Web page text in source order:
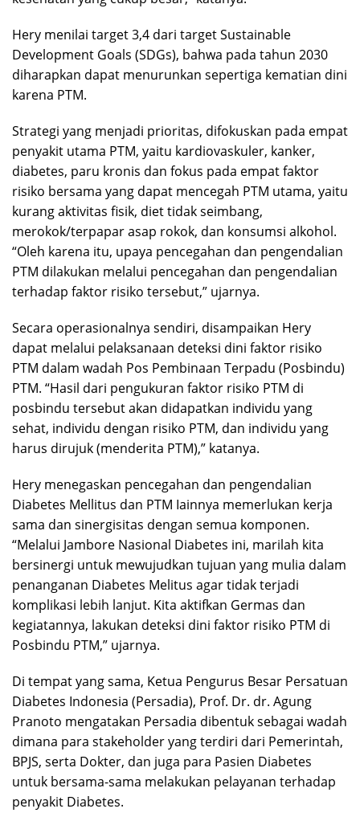
Hery menilai target 3,4 dari target Sustainable
Development Goals (SDGs), bahwa pada tahun 2030
diharapkan dapat menurunkan sepertiga kematian dini
karena PTM.
Strategi yang menjadi prioritas, difokuskan pada empat
penyakit utama PTM, yaitu kardiovaskuler, kanker,
diabetes, paru kronis dan fokus pada empat faktor
risiko bersama yang dapat mencegah PTM utama, yaitu
kurang aktivitas fisik, diet tidak seimbang,
merokok/terpapar asap rokok, dan konsumsi alkohol.
“Oleh karena itu, upaya pencegahan dan pengendalian
PTM dilakukan melalui pencegahan dan pengendalian
terhadap faktor risiko tersebut,” ujarnya.
Secara operasionalnya sendiri, disampaikan Hery
dapat melalui pelaksanaan deteksi dini faktor risiko
PTM dalam wadah Pos Pembinaan Terpadu (Posbindu)
PTM. “Hasil dari pengukuran faktor risiko PTM di
posbindu tersebut akan didapatkan individu yang
sehat, individu dengan risiko PTM, dan individu yang
harus dirujuk (menderita PTM),” katanya.
Hery menegaskan pencegahan dan pengendalian
Diabetes Mellitus dan PTM Iainnya memerlukan kerja
sama dan sinergisitas dengan semua komponen.
“Melalui Jambore Nasional Diabetes ini, marilah kita
bersinergi untuk mewujudkan tujuan yang mulia dalam
penanganan Diabetes Melitus agar tidak terjadi
komplikasi lebih lanjut. Kita aktifkan Germas dan
kegiatannya, lakukan deteksi dini faktor risiko PTM di
Posbindu PTM,” ujarnya.
Di tempat yang sama, Ketua Pengurus Besar Persatuan
Diabetes Indonesia (Persadia), Prof. Dr. dr. Agung
Pranoto mengatakan Persadia dibentuk sebagai wadah
dimana para stakeholder yang terdiri dari Pemerintah,
BPJS, serta Dokter, dan juga para Pasien Diabetes
untuk bersama-sama melakukan pelayanan terhadap
penyakit Diabetes.